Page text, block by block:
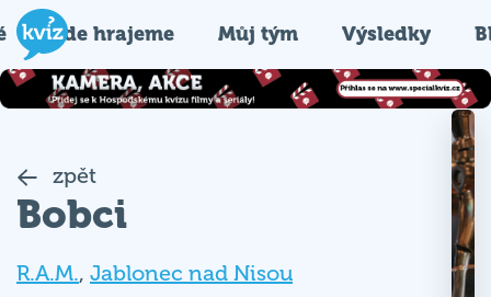
Kde hrajeme Můj tým Výsledky
zpět
Bobci
R.A.M., Jablonec nad Nisou